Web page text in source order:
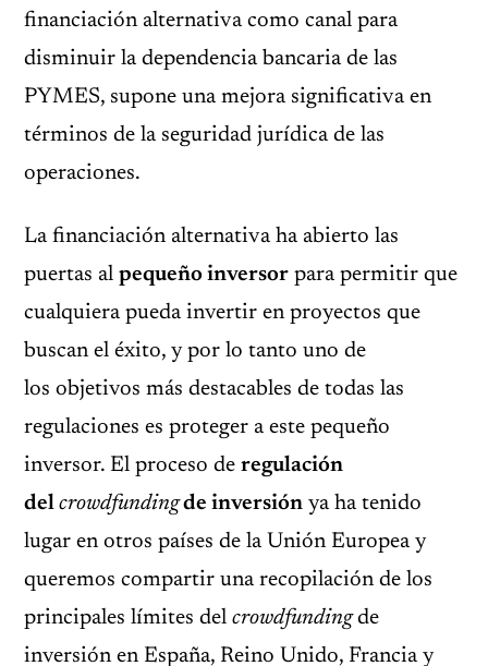
financiación alternativa como canal para
disminuir la dependencia bancaria de las
PYMES, supone una mejora significativa en
términos de la seguridad jurídica de las
operaciones.
La financiación alternativa ha abierto las
puertas al pequeño inversor para permitir que
cualquiera pueda invertir en proyectos que
buscan el éxito, y por lo tanto uno de
los objetivos más destacables de todas las
regulaciones es proteger a este pequeño
inversor. El proceso de regulación
del crowdfundingde inversión ya ha tenido
lugar en otros países de la Unión Europea y
queremos compartir una recopilación de los
principales límites del crowdfundingde
inversión en España, Reino Unido, Francia y